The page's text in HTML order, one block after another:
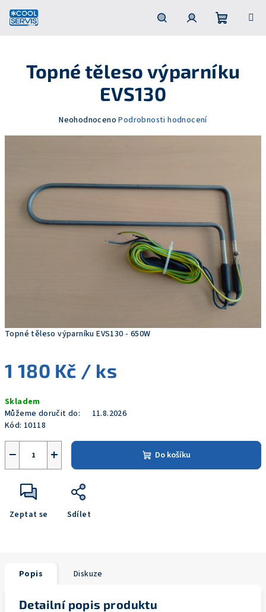
obsah
košík
Topné těleso výparníku EVS130 - 650W
1 180 Kč / ks
cena:
Skladem
Můžeme doručit do:
11.8.2026
Kód: 10118
+
− Do košíku
Zeptat se Sdílet
Topné těleso výparníku
EVS130
Průměrné
5
Neohodnoceno Podrobnosti hodnocení
Popis Diskuze
Detailní popis produktu